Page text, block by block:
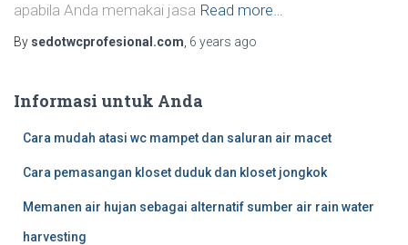
apabila Anda memakai jasa Read more…
By sedotwcprofesional.com 6 years ago
Informasi untuk Anda
Cara mudah atasi wc mampet dan saluran air macet
Cara pemasangan kloset duduk dan kloset jongkok
Memanen air hujan sebagai alternatif sumber air rain water
harvesting